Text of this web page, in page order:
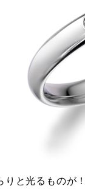
りと光るものが